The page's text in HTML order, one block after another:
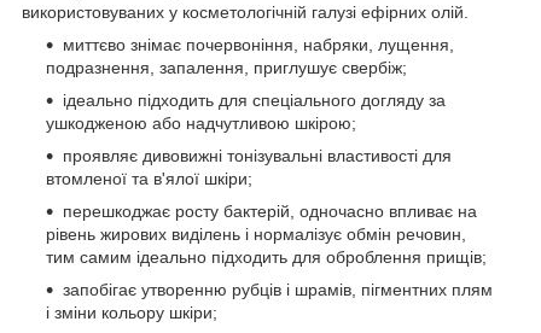
використовуваних у косметологічній галузі ефірних олій.
миттєво знімає почервоніння, набряки, лущення,
подразнення, запалення, приглушує свербіж;
ідеально підходить для спеціального догляду за
ушкодженою або надчутливою шкірою;
проявляє дивовижні тонізувальні властивості для
втомленої та в'ялої шкіри;
перешкоджає росту бактерій, одночасно впливає на
рівень жирових виділень і нормалізує обмін речовин,
тим самим ідеально підходить для оброблення прищів;
запобігає утворенню рубців і шрамів, пігментних плям
і зміни кольору шкіри;